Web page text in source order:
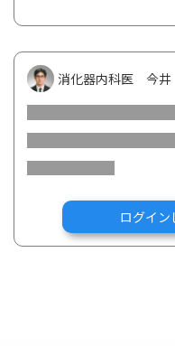
やはりイムランの副作用
おられますか？
消化器内科医 今井
ログイ